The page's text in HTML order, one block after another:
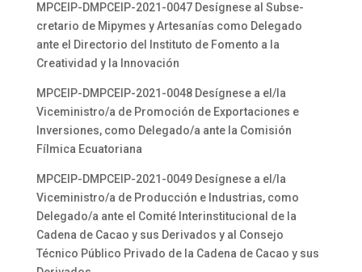
MPCEIP-DMPCEIP-2021-0047 Desígnese al Subse-
cretario de Mipymes y Artesanías como Delegado
ante el Directorio del Instituto de Fomento a la
Creatividad y la Innovación
MPCEIP-DMPCEIP-2021-0048 Desígnese a el/la
Viceministro/a de Promoción de Exportaciones e
Inversiones, como Delegado/a ante la Comisión
Fílmica Ecuatoriana
MPCEIP-DMPCEIP-2021-0049 Desígnese a el/la
Viceministro/a de Producción e Industrias, como
Delegado/a ante el Comité Interinstitucional de la
Cadena de Cacao y sus Derivados y al Consejo
Técnico Público Privado de la Cadena de Cacao y sus